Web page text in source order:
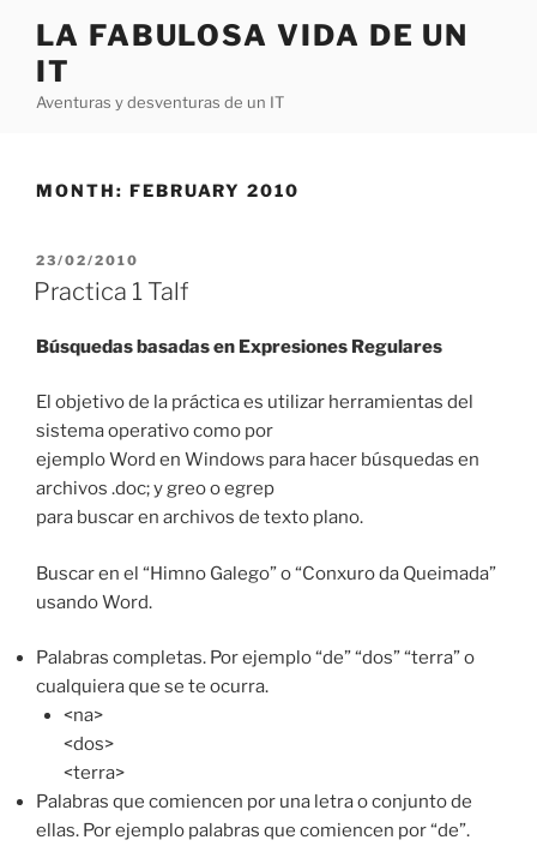
content
LA FABULOSA VIDA DE UN
IT
Aventuras y desventuras de un IT
MONTH: FEBRUARY 2010
POSTED
ON
23/02/2010
Practica 1 Talf
Búsquedas basadas en Expresiones Regulares
El objetivo de la práctica es utilizar herramientas del
sistema operativo como por
ejemplo Word en Windows para hacer búsquedas en
archivos .doc; y greo o egrep
para buscar en archivos de texto plano.
Buscar en el “Himno Galego” o “Conxuro da Queimada”
usando Word.
Palabras completas. Por ejemplo “de” “dos” “terra” o
cualquiera que se te ocurra.
<na>
<dos>
<terra>
Palabras que comiencen por una letra o conjunto de
ellas. Por ejemplo palabras que comiencen por “de”.